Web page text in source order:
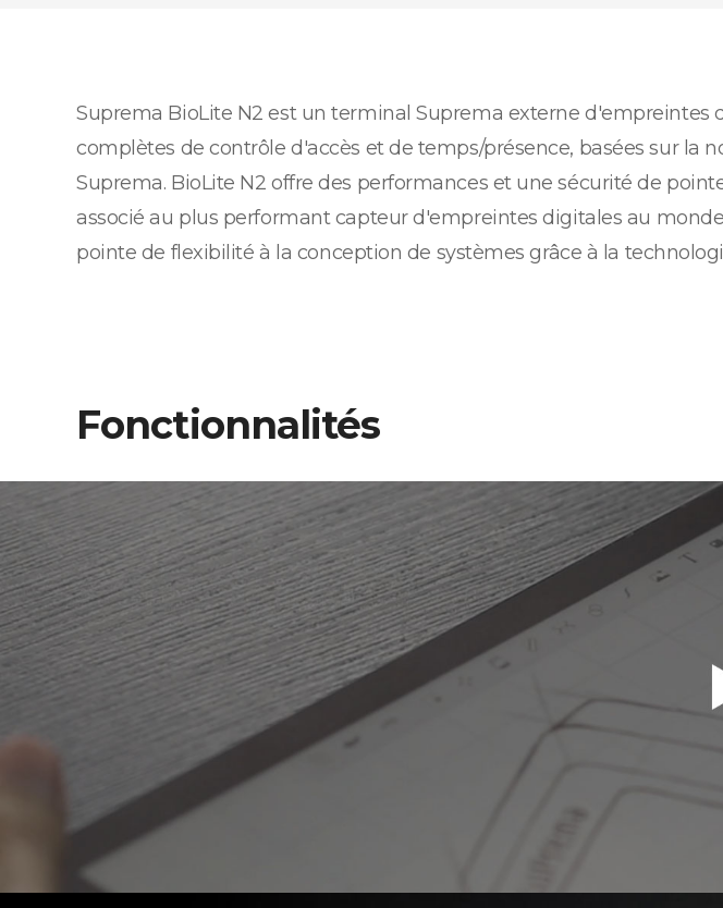
Suprema BioLite N2 est un terminal Suprema externe
complètes de contrôle d'accès et de temps/présence, basées sur
Suprema. BioLite N2 offre des performances et une sécurité de
associé au plus performant capteur d'empreintes digitales au
pointe de flexibilité à la conception de systèmes grâce à la
Fonctionnalités